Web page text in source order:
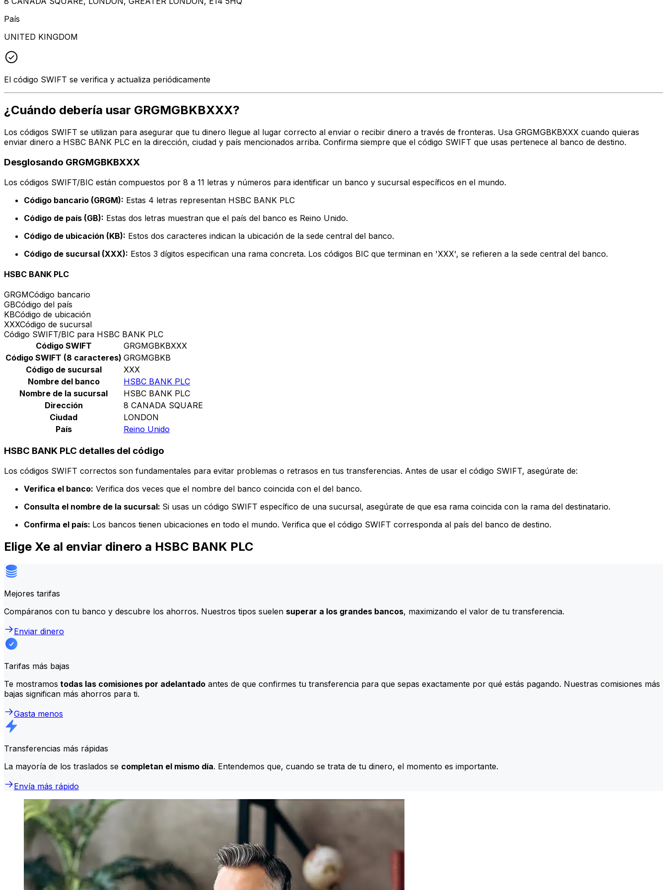
País
UNITED KINGDOM
El código SWIFT se verifica y actualiza periódicamente
¿Cuándo debería usar GRGMGBKBXXX?
Los códigos SWIFT se utilizan para asegurar que tu dinero llegue al lugar correcto al enviar o recibir dinero a través de fronteras. Usa GRGMGBKBXXX cuando quieras
enviar dinero a HSBC BANK PLC en la dirección, ciudad y país mencionados arriba. Confirma siempre que el código SWIFT que usas pertenece al banco de destino.
Desglosando GRGMGBKBXXX
Los códigos SWIFT/BIC están compuestos por 8 a 11 letras y números para identificar un banco y sucursal específicos en el mundo.
Código bancario (GRGM): Estas 4 letras representan HSBC BANK PLC
Código de país (GB): Estas dos letras muestran que el país del banco es Reino Unido.
Código de ubicación (KB): Estos dos caracteres indican la ubicación de la sede central del banco.
Código de sucursal (XXX): Estos 3 dígitos especifican una rama concreta. Los códigos BIC que terminan en 'XXX', se refieren a la sede central del banco.
HSBC BANK PLC
GRGMCódigo bancario
GBCódigo del país
KBCódigo de ubicación
XXXCódigo de sucursal
Código SWIFT/BIC para HSBC BANK PLC
Código SWIFT
GRGMGBKBXXX
Código SWIFT (8 caracteres) GRGMGBKB
Código de sucursal
XXX
Nombre del banco
HSBC BANK PLC
Nombre de la sucursal
HSBC BANK PLC
Dirección
8 CANADA SQUARE
Ciudad
LONDON
País
Reino Unido
HSBC BANK PLC detalles del código
Los códigos SWIFT correctos son fundamentales para evitar problemas o retrasos en tus transferencias. Antes de usar el código SWIFT, asegúrate de:
Verifica el banco: Verifica dos veces que el nombre del banco coincida con el del banco.
Consulta el nombre de la sucursal: Si usas un código SWIFT específico de una sucursal, asegúrate de que esa rama coincida con la rama del destinatario.
Confirma el país: Los bancos tienen ubicaciones en todo el mundo. Verifica que el código SWIFT corresponda al país del banco de destino.
Elige Xe al enviar dinero a HSBC BANK PLC
Mejores tarifas
Compáranos con tu banco y descubre los ahorros. Nuestros tipos suelen superar a los grandes bancos, maximizando el valor de tu transferencia.
Enviar dinero
Tarifas más bajas
Te mostramos todas las comisiones por adelantado antes de que confirmes tu transferencia para que sepas exactamente por qué estás pagando. Nuestras comisiones más
bajas significan más ahorros para ti.
Gasta menos
Transferencias más rápidas
La mayoría de los traslados se completan el mismo día. Entendemos que, cuando se trata de tu dinero, el momento es importante.
Envía más rápido